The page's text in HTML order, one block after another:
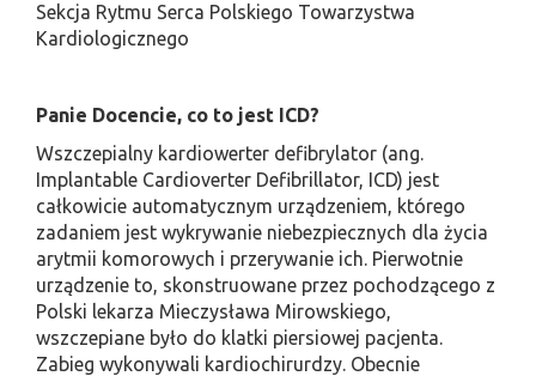
Sekcja Rytmu Serca Polskiego Towarzystwa
Kardiologicznego
Panie Docencie, co to jest ICD?
Wszczepialny kardiowerter defibrylator (ang.
Implantable Cardioverter Defibrillator, ICD) jest
całkowicie automatycznym urządzeniem, którego
zadaniem jest wykrywanie niebezpiecznych dla życia
arytmii komorowych i przerywanie ich. Pierwotnie
urządzenie to, skonstruowane przez pochodzącego z
Polski lekarza Mieczysława Mirowskiego,
wszczepiane było do klatki piersiowej pacjenta.
Zabieg wykonywali kardiochirurdzy. Obecnie